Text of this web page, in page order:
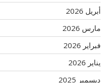
أبريل 2026
مارس 2026
فبراير 2026
يناير 2026
ديسمبر 2025